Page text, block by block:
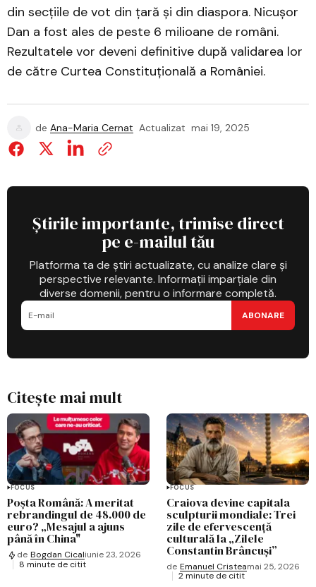
din secțiile de vot din țară și din diaspora. Nicușor
Dan a fost ales de peste 6 milioane de români.
Rezultatele vor deveni definitive după validarea lor
de către Curtea Constituțională a României.
de Ana-Maria Cernat Actualizat mai 19, 2025
Știrile importante, trimise direct
pe e-mailul tău
Platforma ta de știri actualizate, cu analize clare și
perspective relevante. Informații imparțiale din
diverse domenii, pentru o informare completă.
ABONARE
Citește mai mult
FOCUS
Poșta Română: A meritat
rebrandingul de 48.000 de
euro? „Mesajul a ajuns
până în China"
de Bogdan Cicaliunie 23, 2026
8 minute de citit
FOCUS
Craiova devine capitala
sculpturii mondiale: Trei
zile de efervescență
culturală la „Zilele
Constantin Brâncuși”
de Emanuel Cristeamai 25, 2026
2 minute de citit